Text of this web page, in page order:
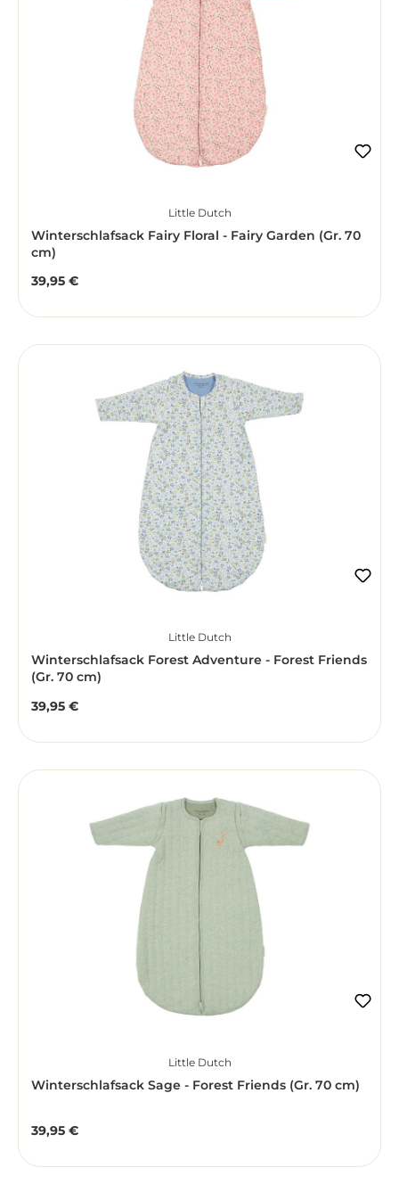
Little Dutch
Winterschlafsack Fairy Floral - Fairy Garden (Gr. 70
cm)
Regulärer Preis:
39,95 €
Little Dutch
Winterschlafsack Forest Adventure - Forest Friends
(Gr. 70 cm)
Regulärer Preis:
39,95 €
Little Dutch
Winterschlafsack Sage - Forest Friends (Gr. 70 cm)
Regulärer Preis:
39,95 €